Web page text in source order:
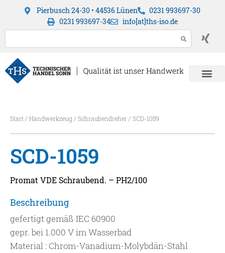
Pierbusch 24-30 • 44536 Lünen
0231 993697-30
0231 993697-34
info[at]ths-iso.de
Start/ Handwerkzeug/ Schraubendreher/ SCD-1059
SCD-1059
Promat VDE Schraubend. – PH2/100
Beschreibung
gefertigt gemäß IEC 60900
gepr. bei 1.000 V im Wasserbad
Material : Chrom-Vanadium-Molybdän-Stahl